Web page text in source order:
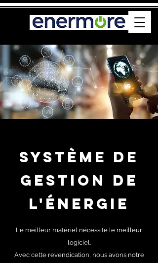
Système de
gestion de
l'énergie
Le meilleur matériel nécessite le meilleur
logiciel.
Avec cette revendication, nous avons notre